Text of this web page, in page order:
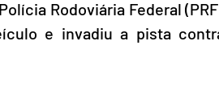
Rodoviária Federal
e invadiu a pista